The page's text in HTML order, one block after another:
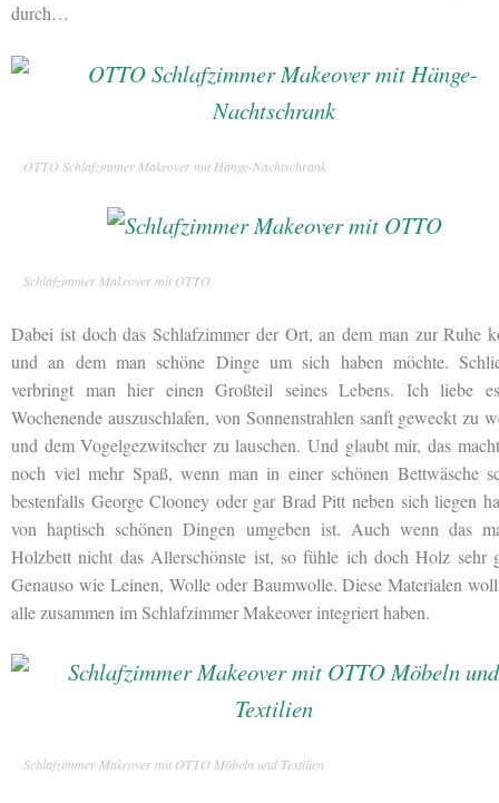
durch…
OTTO Schlafzimmer Makeover mit Hänge-Nachtschrank
Schlafzimmer Makeover mit OTTO
Dabei ist doch das Schlafzimmer der Ort, an dem man zur Ruhe
und an dem man schöne Dinge um sich haben möchte.
verbringt man hier einen Großteil seines Lebens. Ich liebe
Wochenende auszuschlafen, von Sonnenstrahlen sanft geweckt zu
und dem Vogelgezwitscher zu lauschen. Und glaubt mir, das
noch viel mehr Spaß, wenn man in einer schönen Bettwäsche
bestenfalls George Clooney oder gar Brad Pitt neben sich liegen
von haptisch schönen Dingen umgeben ist. Auch wenn das
Holzbett nicht das Allerschönste ist, so fühle ich doch Holz sehr
Genauso wie Leinen, Wolle oder Baumwolle. Diese Materialen
alle zusammen im Schlafzimmer Makeover integriert haben.
Schlafzimmer Makeover mit OTTO Möbeln und Textilien